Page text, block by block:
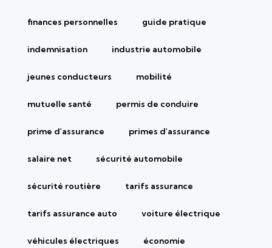
finances personnelles guide pratique
indemnisation industrie automobile
jeunes conducteurs mobilité
mutuelle santé permis de conduire
prime d'assurance primes d'assurance
salaire net sécurité automobile
sécurité routière tarifs assurance
tarifs assurance auto voiture électrique
véhicules électriques économie